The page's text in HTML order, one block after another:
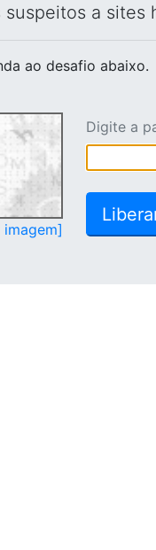
a sites
ao desafio abaixo.
Digite a